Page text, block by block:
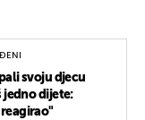
svoju djecu
jedno dijete: